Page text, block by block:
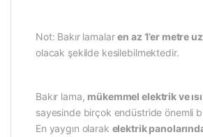
Not: Bakır lamalaren az 1’er metre
olacak şekilde kesilebilmektedir.
Bakır lama, mükemmel elektrik ve
sayesinde birçok endüstride önemli
En yaygın olarak elektrik